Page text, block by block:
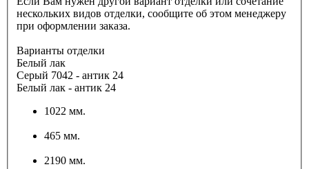
нескольких видов отделки, сообщите об этом менеджеру
при оформлении заказа.
Варианты отделки
Белый лак
Серый 7042 - антик 24
Белый лак - антик 24
1022 мм.
465 мм.
2190 мм.